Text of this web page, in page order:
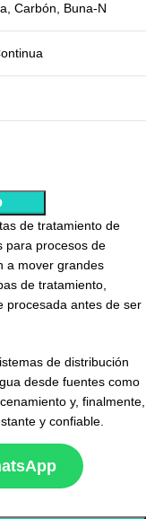
Carbón, Buna-N
de tratamiento de
para procesos de
a mover grandes
de tratamiento,
procesada antes de ser
de distribución
desde fuentes como
y, finalmente,
y confiable.